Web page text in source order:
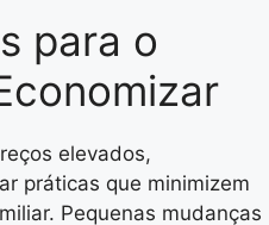
para o
elevados,
práticas que minimizem
Pequenas mudanças